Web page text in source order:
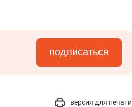
подписаться
версия для печати